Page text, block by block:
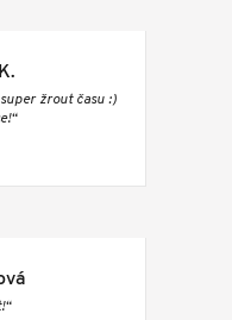
žrout času :)